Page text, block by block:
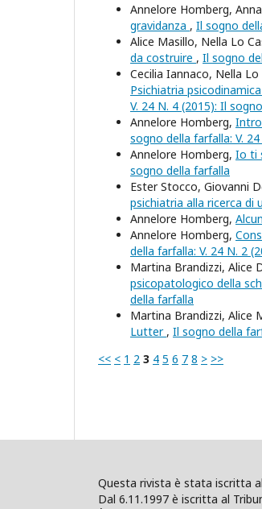
Annelore Homberg,
gravidanza , Il sogno
Alice Masillo, Nella Lo
da costruire , Il sogno
Cecilia Iannaco, Nella
Psichiatria
V. 24 N. 4 (2015): Il
Annelore Homberg,
sogno della farfalla: V.
Annelore Homberg, Io ti
sogno della farfalla
Ester Stocco, Giovanni
psichiatria alla ricerca di
Annelore Homberg,
Annelore Homberg,
della farfalla: V. 24 N. 2
Martina Brandizzi, Alice
psicopatologico della
della farfalla
Martina Brandizzi, Alice
Lutter , Il sogno della
<< < 1 2 3 4 5 6 7 8 > >>
Questa rivista è stata iscritta
Dal 6.11.1997 è iscritta al